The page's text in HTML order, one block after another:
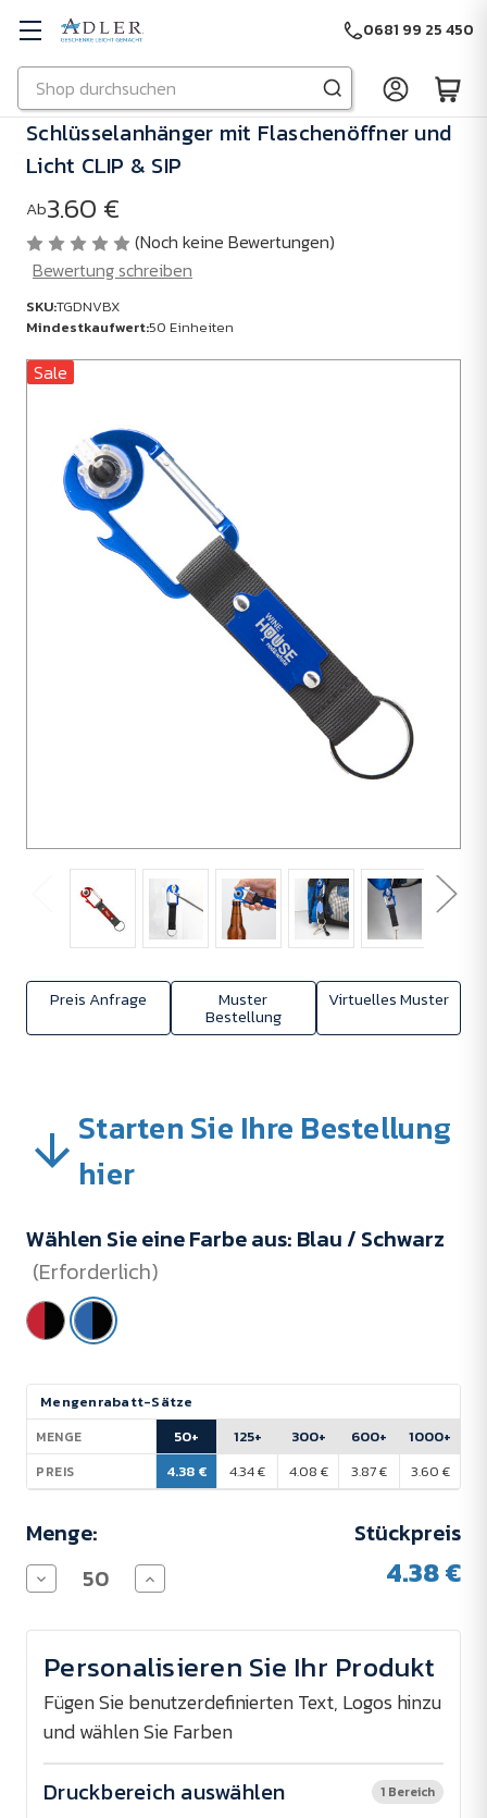
Zu Hauptinhalt springen
Suchen
0681 99 25 450
Sale
Preis Anfrage Muster
Bestellung
Virtuelles Muster
Schlüsselanhänger mit Flaschenöffner und
Licht CLIP & SIP
Ab3.60 €
(Noch keine Bewertungen)
Bewertung schreiben
SKU:TGDNVBX
Mindestkaufwert:50 Einheiten
SKU:
Mindestkaufwert:
Einheiten
Starten Sie Ihre Bestellung
hier
Wählen Sie eine Farbe aus: Blau / Schwarz
(Erforderlich)
Aktueller
Lagerbestand:
Mengenrabatt-Sätze
MENGE
PREIS
50+
4.38 €
125+
4.34 €
300+
4.08 €
600+
3.87 €
1000+
3.60 €
Menge:
Menge
von
mit
und
Licht
CLIP
SIP
Menge
von
mit
und
Licht
CLIP
&
SIP
Stückpreis
4.38 €
Personalisieren Sie Ihr Produkt
Fügen Sie benutzerdefinierten Text, Logos hinzu
und wählen Sie Farben
Druckbereich auswählen 1 Bereich